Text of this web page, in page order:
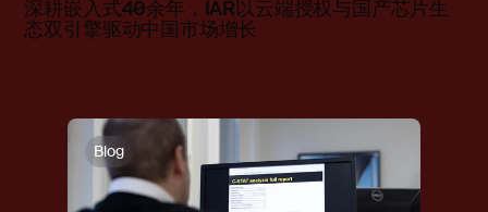
深耕嵌入式40余年，IAR以云端授权与国产芯片生
态双引擎驱动中国市场增长
Blog